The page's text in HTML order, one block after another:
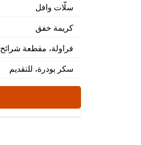
سلّات وافل
كريمة خفق
فراولة، مقطعة شرائح
سكر بودرة، للتقديم